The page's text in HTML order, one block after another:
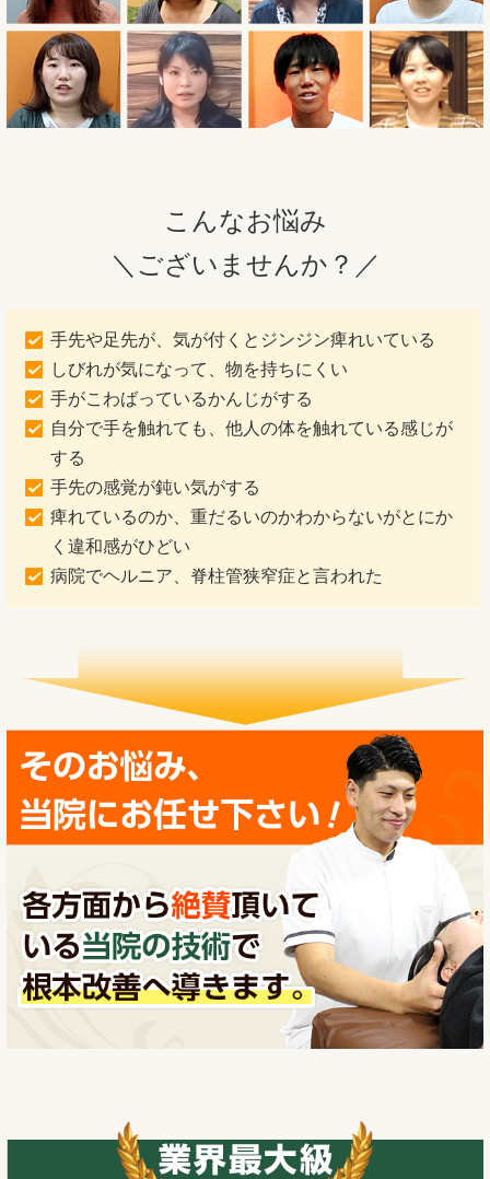
こんなお悩み
＼ございませんか？／
手先や足先が、気が付くとジンジン痺れいている
しびれが気になって、物を持ちにくい
手がこわばっているかんじがする
自分で手を触れても、他人の体を触れている感じが
する
手先の感覚が鈍い気がする
痺れているのか、重だるいのかわからないがとにか
く違和感がひどい
病院でヘルニア、脊柱管狭窄症と言われた